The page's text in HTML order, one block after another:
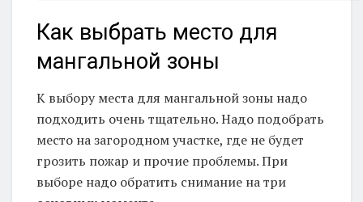
Как выбрать место для
мангальной зоны
К выбору места для мангальной зоны надо
подходить очень тщательно. Надо подобрать
место на загородном участке, где не будет
грозить пожар и прочие проблемы. При
выборе надо обратить снимание на три